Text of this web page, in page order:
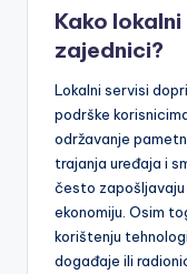
Kako
zajednici?
Lokalni servisi
podrške
održavanje
trajanja uređaja i
često zapošljavaju
ekonomiju. Osim
korištenju
događaje ili